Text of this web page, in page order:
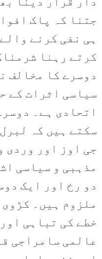
جتنا کہ پاک
ہی نفی کرنے
کرتے رہنا
دوسرے کا مخالف
سیاسی اثرات کے
اتحادی ہے۔
سکتے ہیں کہ
جی اوز اور وردی
مذہبی و سیاسی
دو رخ اور ایک
ملزوم ہیں۔
خطے کی تباہی
عالمی سامراجی